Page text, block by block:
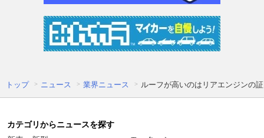
トップ ニュース 業界ニュース ルーフが高いのはリアエンジンの
カテゴリからニュースを探す